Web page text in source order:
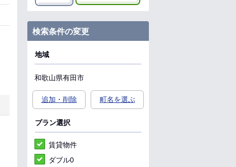
検索条件の変更
地域
和歌山県有田市
追加・削除 町名を選ぶ
プラン選択
賃貸物件
ダブル0